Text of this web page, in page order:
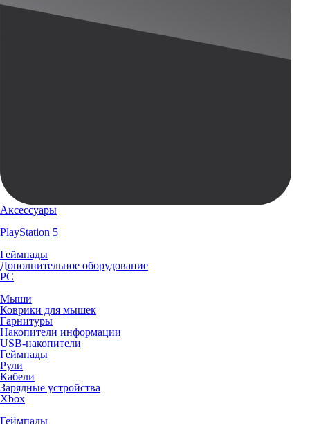
Аксессуары
PlayStation 5
Геймпады
Дополнительное оборудование
PC
Мыши
Коврики для мышек
Гарнитуры
Накопители информации
USB-накопители
Геймпады
Рули
Кабели
Зарядные устройства
Xbox
Геймпады